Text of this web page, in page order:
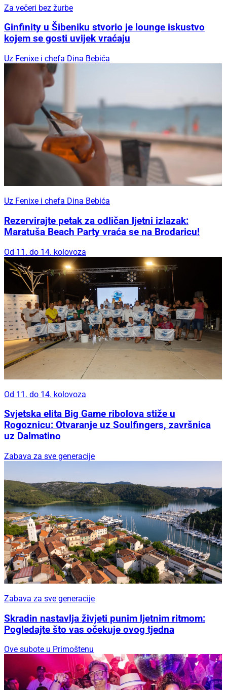
Za večeri bez žurbe
Ginfinity u Šibeniku stvorio je lounge iskustvo
kojem se gosti uvijek vraćaju
Uz Fenixe i chefa Dina Bebića
Uz Fenixe i chefa Dina Bebića
Rezervirajte petak za odličan ljetni izlazak:
Maratuša Beach Party vraća se na Brodaricu!
Od 11. do 14. kolovoza
Od 11. do 14. kolovoza
Svjetska elita Big Game ribolova stiže u
Rogoznicu: Otvaranje uz Soulfingers, završnica
uz Dalmatino
Zabava za sve generacije
Zabava za sve generacije
Skradin nastavlja živjeti punim ljetnim ritmom:
Pogledajte što vas očekuje ovog tjedna
Ove subote u Primoštenu